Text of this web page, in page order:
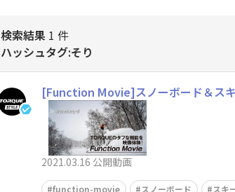
検索結果 1 件
ハッシュタグ:そり
[Function Movie]スノーボード＆スキ
2021.03.16 公開動画
function-movie スノーボード スキ